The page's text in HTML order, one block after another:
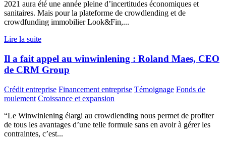
2021 aura été une année pleine d’incertitudes économiques et
sanitaires. Mais pour la plateforme de crowdlending et de
crowdfunding immobilier Look&Fin,...
Lire la suite
Il a fait appel au winwinlening : Roland Maes, CEO
de CRM Group
Crédit entreprise Financement entreprise Témoignage Fonds de
roulement Croissance et expansion
“Le Winwinlening élargi au crowdlending nous permet de profiter
de tous les avantages d’une telle formule sans en avoir à gérer les
contraintes, c’est...